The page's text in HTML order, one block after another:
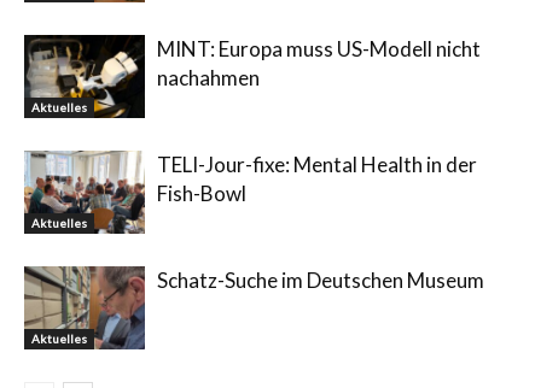
Aktuelles
MINT: Europa muss US-Modell nicht
nachahmen
Aktuelles
TELI-Jour-fixe: Mental Health in der
Fish-Bowl
Aktuelles
Schatz-Suche im Deutschen Museum